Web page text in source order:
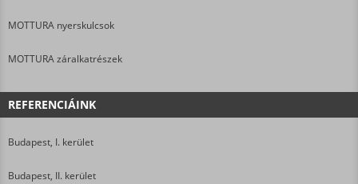
MOTTURA nyerskulcsok
MOTTURA záralkatrészek
REFERENCIÁINK
Budapest, I. kerület
Budapest, II. kerület